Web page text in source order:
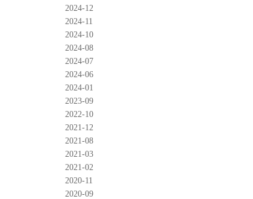
2024-12
2024-11
2024-10
2024-08
2024-07
2024-06
2024-01
2023-09
2022-10
2021-12
2021-08
2021-03
2021-02
2020-11
2020-09